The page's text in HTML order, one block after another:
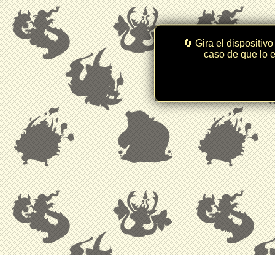
🔄 Gira el
caso de que lo